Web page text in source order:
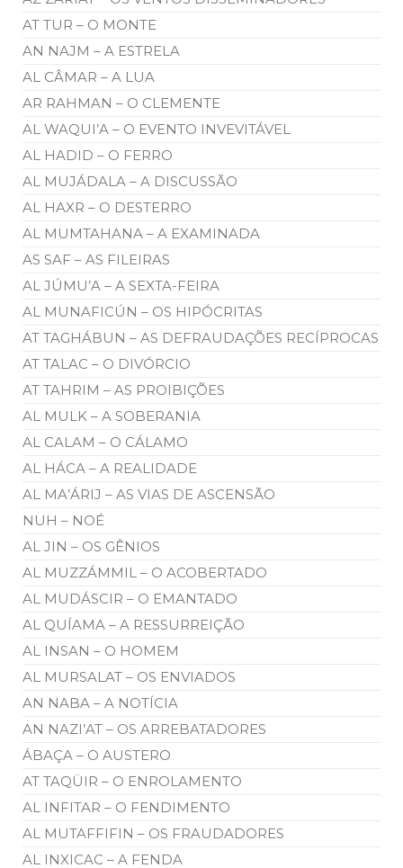
AT TUR – O MONTE
AN NAJM – A ESTRELA
AL CÂMAR – A LUA
AR RAHMAN – O CLEMENTE
AL WAQUI’A – O EVENTO INVEVITÁVEL
AL HADID – O FERRO
AL MUJÁDALA – A DISCUSSÃO
AL HAXR – O DESTERRO
AL MUMTAHANA – A EXAMINADA
AS SAF – AS FILEIRAS
AL JÚMU’A – A SEXTA-FEIRA
AL MUNAFICÚN – OS HIPÓCRITAS
AT TAGHÁBUN – AS DEFRAUDAÇÕES RECÍPROCAS
AT TALAC – O DIVÓRCIO
AT TAHRIM – AS PROIBIÇÕES
AL MULK – A SOBERANIA
AL CALAM – O CÁLAMO
AL HÁCA – A REALIDADE
AL MA’ÁRIJ – AS VIAS DE ASCENSÃO
NUH – NOÉ
AL JIN – OS GÊNIOS
AL MUZZÁMMIL – O ACOBERTADO
AL MUDÁSCIR – O EMANTADO
AL QUÍAMA – A RESSURREIÇÃO
AL INSAN – O HOMEM
AL MURSALAT – OS ENVIADOS
AN NABA – A NOTÍCIA
AN NAZI’AT – OS ARREBATADORES
ÁBAÇA – O AUSTERO
AT TAQÜIR – O ENROLAMENTO
AL INFITAR – O FENDIMENTO
AL MUTAFFIFIN – OS FRAUDADORES
AL INXICAC – A FENDA